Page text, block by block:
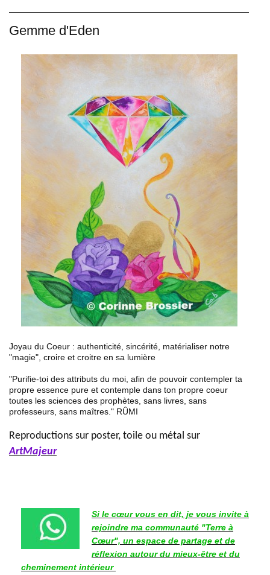
Gemme d'Eden
Joyau du Coeur : authenticité, sincérité, matérialiser notre
"magie", croire et croitre en sa lumière
"Purifie-toi des attributs du moi, afin de pouvoir contempler ta
propre essence pure et contemple dans ton propre coeur
toutes les sciences des prophètes, sans livres, sans
professeurs, sans maîtres." RÛMI
Reproductions sur poster, toile ou métal sur
ArtMajeur
Si le cœur vous en dit, je vous invite à
rejoindre ma communauté "Terre à
Cœur", un espace de partage et de
réflexion autour du mieux-être et du
cheminement intérieur